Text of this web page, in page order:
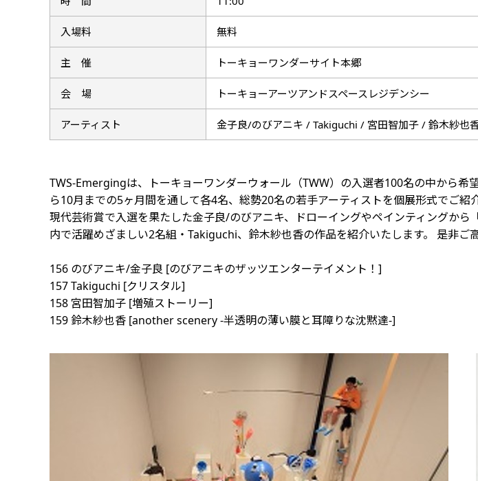
入場料 無料
主 催 トーキョーワンダーサイト本郷
会 場 トーキョーアーツアンドスペースレジデンシー
アーティスト 金子良/のびアニキ / Takiguchi / 宮田智加子 / 鈴木紗也
TWS-Emergingは、トーキョーワンダーウォール（TWW）の入選者100名の中から
ら10月までの5ヶ月間を通して各4名、総勢20名の若手アーティストを個展形式でご
現代芸術賞で入選を果たした金子良/のびアニキ、ドローイングやペインティングか
内で活躍めざましい2名組・Takiguchi、鈴木紗也香の作品を紹介いたします。 是非ご
156 のびアニキ/金子良 [のびアニキのザッツエンターテイメント！]
157 Takiguchi [クリスタル]
158 宮田智加子 [増殖ストーリー]
159 鈴木紗也香 [another scenery -半透明の薄い膜と耳障りな沈黙達-]